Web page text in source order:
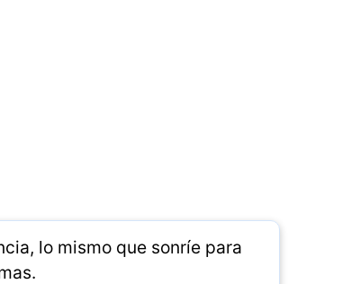
lo mismo que sonríe para